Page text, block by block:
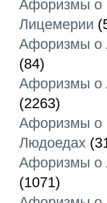
Афоризмы о
Лицемерии
Афоризмы о
(84)
Афоризмы о
(2263)
Афоризмы о
Людоедах
Афоризмы о
(1071)